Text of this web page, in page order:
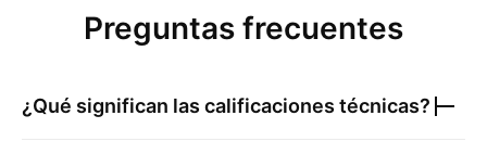
Preguntas frecuentes
¿Qué significan las calificaciones técnicas?